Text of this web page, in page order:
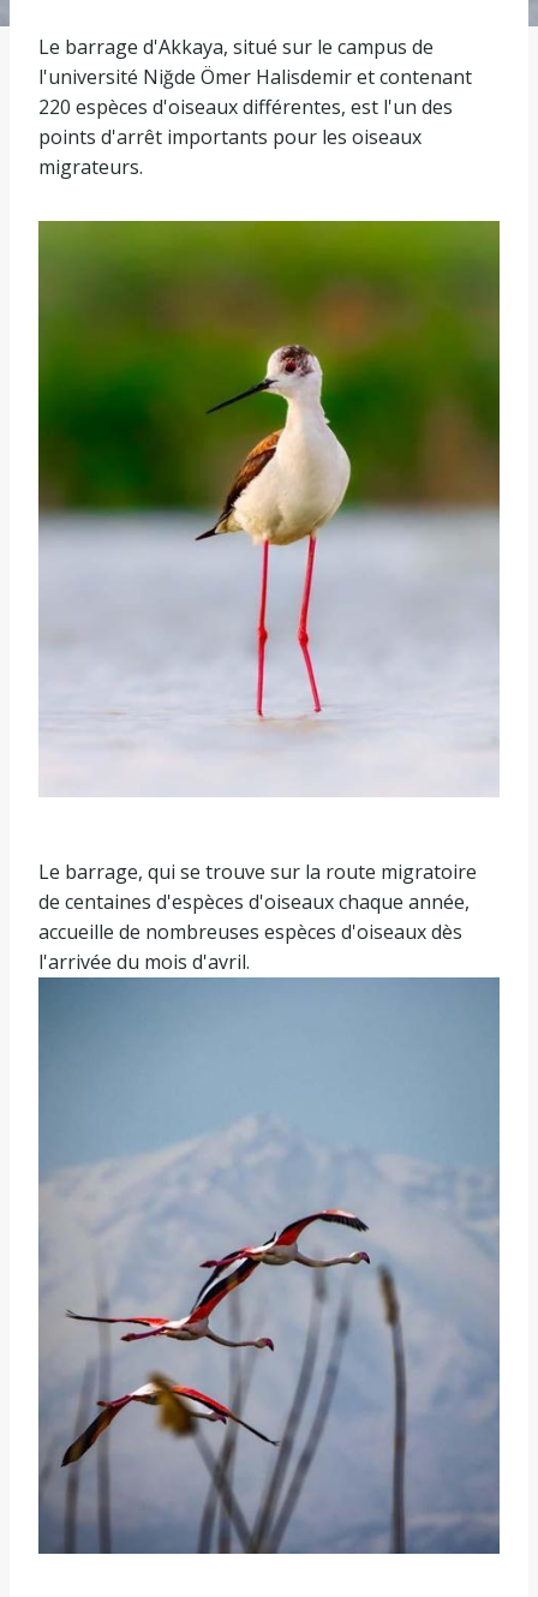
Le barrage d'Akkaya, situé sur le campus de
l'université Niğde Ömer Halisdemir et contenant
220 espèces d'oiseaux différentes, est l'un des
points d'arrêt importants pour les oiseaux
migrateurs.
Le barrage, qui se trouve sur la route migratoire
de centaines d'espèces d'oiseaux chaque année,
accueille de nombreuses espèces d'oiseaux dès
l'arrivée du mois d'avril.